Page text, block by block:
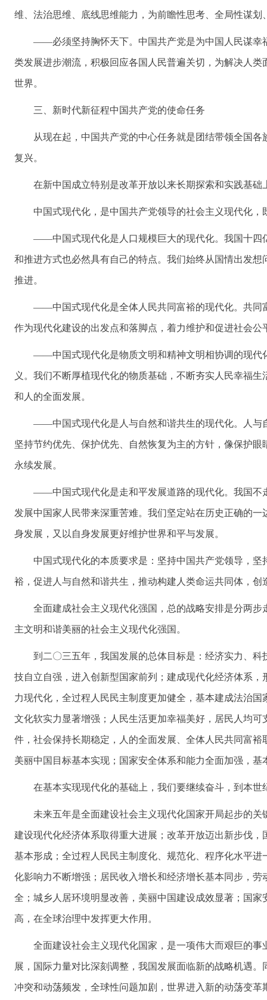
维、法治思维、底线思维能力，为前瞻性思考、全局性谋
——必须坚持胸怀天下。中国共产党是为中国人民谋幸
类发展进步潮流，积极回应各国人民普遍关切，为解决人
世界。
三、新时代新征程中国共产党的使命任务
从现在起，中国共产党的中心任务就是团结带领全国
复兴。
在新中国成立特别是改革开放以来长期探索和实践基
中国式现代化，是中国共产党领导的社会主义现代化
——中国式现代化是人口规模巨大的现代化。我国十四
和推进方式也必然具有自己的特点。我们始终从国情出发
推进。
——中国式现代化是全体人民共同富裕的现代化。共同
作为现代化建设的出发点和落脚点，着力维护和促进社会
——中国式现代化是物质文明和精神文明相协调的现代
义。我们不断厚植现代化的物质基础，不断夯实人民幸福
和人的全面发展。
——中国式现代化是人与自然和谐共生的现代化。人与
坚持节约优先、保护优先、自然恢复为主的方针，像保护
永续发展。
——中国式现代化是走和平发展道路的现代化。我国不
发展中国家人民带来深重苦难。我们坚定站在历史正确的
身发展，又以自身发展更好维护世界和平与发展。
中国式现代化的本质要求是：坚持中国共产党领导，
裕，促进人与自然和谐共生，推动构建人类命运共同体，创
全面建成社会主义现代化强国，总的战略安排是分两
主文明和谐美丽的社会主义现代化强国。
到二〇三五年，我国发展的总体目标是：经济实力、
技自立自强，进入创新型国家前列；建成现代化经济体系
力现代化，全过程人民民主制度更加健全，基本建成法治
文化软实力显著增强；人民生活更加幸福美好，居民人均
件，社会保持长期稳定，人的全面发展、全体人民共同富
美丽中国目标基本实现；国家安全体系和能力全面加强，基
在基本实现现代化的基础上，我们要继续奋斗，到本
未来五年是全面建设社会主义现代化国家开局起步的
建设现代化经济体系取得重大进展；改革开放迈出新步伐
基本形成；全过程人民民主制度化、规范化、程序化水平
化影响力不断增强；居民收入增长和经济增长基本同步，
全；城乡人居环境明显改善，美丽中国建设成效显著；国
高，在全球治理中发挥更大作用。
全面建设社会主义现代化国家，是一项伟大而艰巨的
展，国际力量对比深刻调整，我国发展面临新的战略机遇
冲突和动荡频发，全球性问题加剧，世界进入新的动荡变